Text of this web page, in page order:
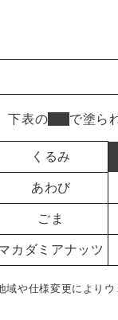
下表の で塗ら
くるみ
あわび
ごま
カダミアナッツ
や仕様変更により